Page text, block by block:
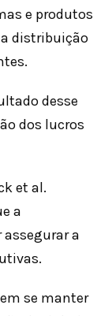
e produtos
distribuição
desse
dos lucros
et al.
a
a
se manter